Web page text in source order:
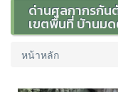
ด่านศุลกากรกัน
เขตพื้นที่ บ้านมด
หน้าหลัก